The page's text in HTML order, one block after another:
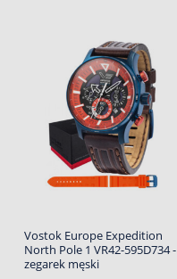
Vostok Europe Expedition
North Pole 1 VR42-595D734 -
zegarek męski